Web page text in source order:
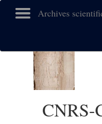
Archives
CNRS-